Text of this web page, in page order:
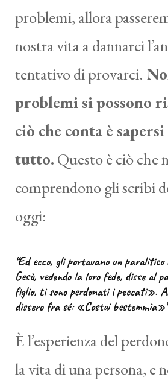
problemi, allora
nostra vita a dannarci
tentativo di provarci.
problemi si possono
ciò che conta è
tutto. Questo è ciò che
comprendono gli scribi
oggi:
“Ed ecco, gli portavano un
Gesù, vedendo la loro fede, disse al
figlio, ti sono perdonati i peccati».
dissero fra sé: «Costui
È l’esperienza del
la vita di una persona, e